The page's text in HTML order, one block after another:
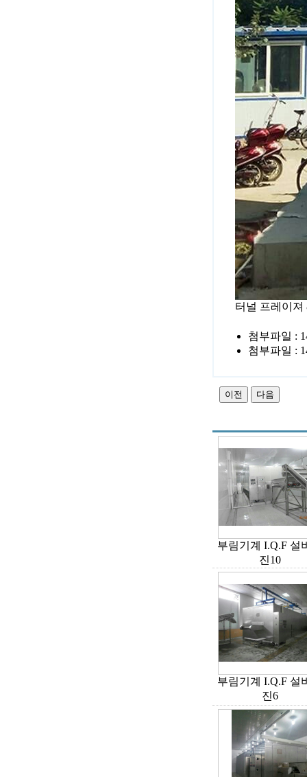
터널 프레이
첨부파일 :
첨부파일 :
부림기계 I.Q.F 설
진10
부림기계 I.Q.F 설
진6